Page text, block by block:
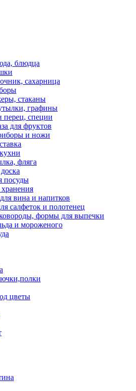
блюдца
сахарница
стаканы
графины
перец, специи
для фруктов
и ножи
фляга
посуды
вина и напитков
салфеток и полотенец
формы для выпечки
и мороженого
цветы